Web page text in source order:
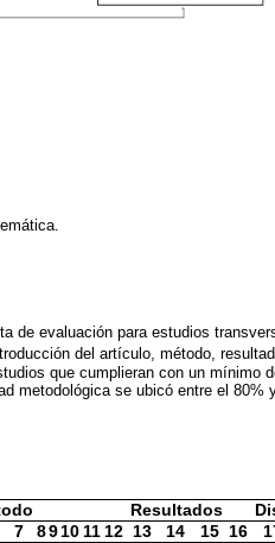
de evaluación para estudios
del artículo, método,
que cumplieran con un mínimo
metodológica se ubicó entre el 80%
Resultados
7 8910 11 12 13 14 15 16